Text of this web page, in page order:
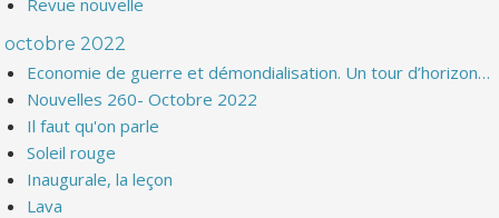
Revue nouvelle
octobre 2022
Economie de guerre et démondialisation. Un tour d’horizon…
Nouvelles 260- Octobre 2022
Il faut qu'on parle
Soleil rouge
Inaugurale, la leçon
Lava